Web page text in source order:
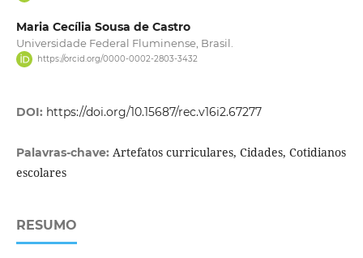
Maria Cecília Sousa de Castro
Universidade Federal Fluminense, Brasil.
https://orcid.org/0000-0002-2803-3432
DOI: https://doi.org/10.15687/rec.v16i2.67277
Palavras-chave: Artefatos curriculares, Cidades, Cotidianos
escolares
RESUMO